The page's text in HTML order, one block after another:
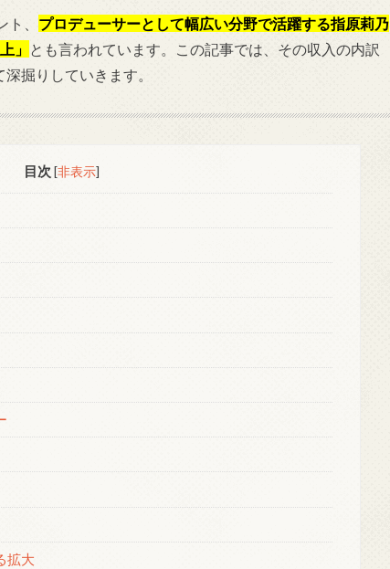
、 プロデューサーとして幅広い分野で活躍する指原莉乃
」 とも言われています。この記事では、その収入の内訳
掘りしていきます。
目次 [非表示]
拡大